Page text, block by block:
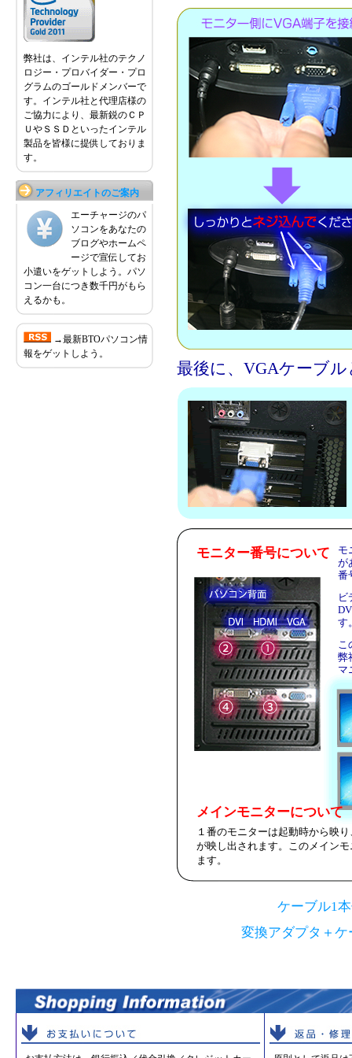
弊社は、インテル社のテクノ
ロジー・プロバイダー・プロ
グラムのゴールドメンバーで
す。インテル社と代理店様の
ご協力により、最新鋭のＣＰ
ＵやＳＳＤといったインテル
製品を皆様に提供しておりま
す。
アフィリエイトのご案内
エーチャージのパ
ソコンをあなたの
ブログやホームペ
ージで宣伝してお
小遣いをゲットしよう。パソ
コン一台につき数千円がもら
えるかも。
→最新BTOパソコン情
報をゲットしよう。
最後に、VGAケーブ
モニター番号について
モ
が
番
ビ
す
こ
弊
マ
メインモニターについて
１番のモニターは起動時から映
が映し出されます。このメイン
ます。
ケーブル1
変換アダプタ＋